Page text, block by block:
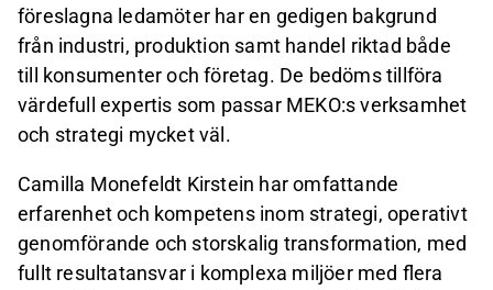
föreslagna ledamöter har en gedigen bakgrund
från industri, produktion samt handel riktad både
till konsumenter och företag. De bedöms tillföra
värdefull expertis som passar MEKO:s verksamhet
och strategi mycket väl.
Camilla Monefeldt Kirstein har omfattande
erfarenhet och kompetens inom strategi, operativt
genomförande och storskalig transformation, med
fullt resultatansvar i komplexa miljöer med flera